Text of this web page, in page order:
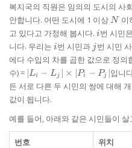
복지국의 직원은 임의의 도시의 사
안합니다. 어떤 도시에 1 이상 N
N 이
고 있다고 가정해 봅시다. ii번 시민
니다. 우리는 ii번 시민과 jj번 시민
에다 수입의 차를 곱한 값으로 정의
수) = |L_{i}
-
L_{j}|
\times
|P_{i}
-
P_{j}|
Li − L j × Pi − Pj
입니
든 서로 다른 두 시민의 쌍에 대해
값이 됩니다.
예를 들어, 아래와 같은 시민들이
번호 위치